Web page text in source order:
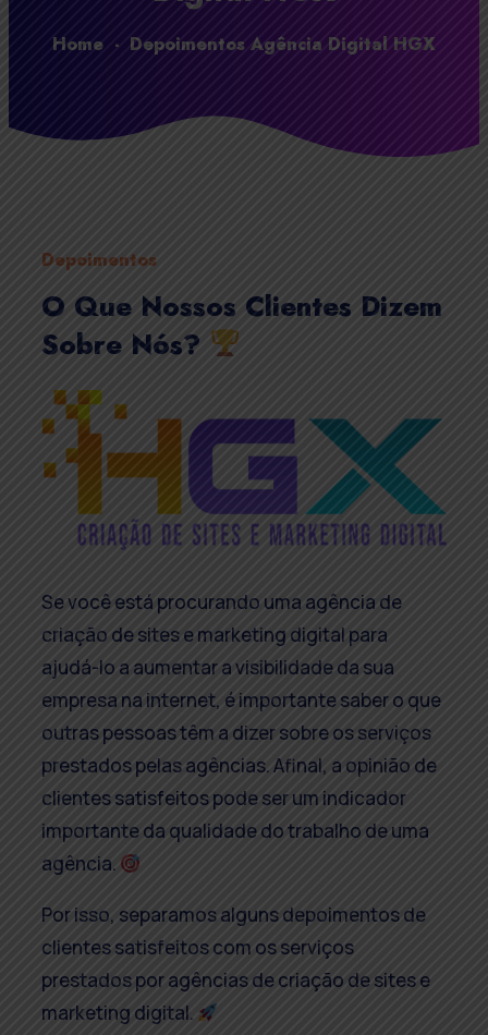
Home - Depoimentos Agência Digital HGX
Depoimentos
O Que Nossos Clientes Dizem
Sobre Nós?
Se você está procurando uma agência de
criação de sites e marketing digital para
ajudá-lo a aumentar a visibilidade da sua
empresa na internet, é importante saber o que
outras pessoas têm a dizer sobre os serviços
prestados pelas agências. Afinal, a opinião de
clientes satisfeitos pode ser um indicador
importante da qualidade do trabalho de uma
agência.
Por isso, separamos alguns depoimentos de
clientes satisfeitos com os serviços
prestados por agências de criação de sites e
marketing digital.